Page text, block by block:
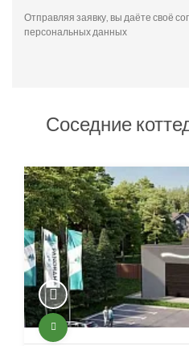
Отправляя заявку, вы даёте своё
персональных данных
Соседние